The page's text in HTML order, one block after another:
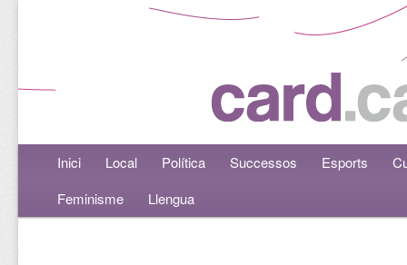
Menú principalAneu al contingut principal
Aneu al contingut secundari
Inici Local Política Successos Esports
Feminisme
Llengua